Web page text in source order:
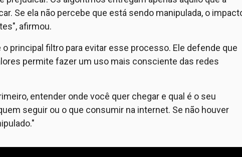
Se ela não percebe que está sendo manipulada, o
afirmou.
principal filtro para evitar esse processo. Ele defende que
permite fazer um uso mais consciente das redes
entender onde você quer chegar e qual é o seu
seguir ou o que consumir na internet. Se não houver